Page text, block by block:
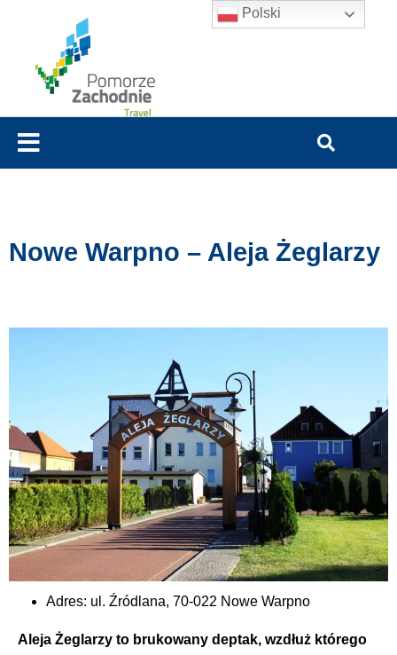
Nowe Warpno – Aleja Żeglarzy
Adres: ul. Źródlana, 70-022 Nowe Warpno
Aleja Żeglarzy to brukowany deptak, wzdłuż którego
Polski